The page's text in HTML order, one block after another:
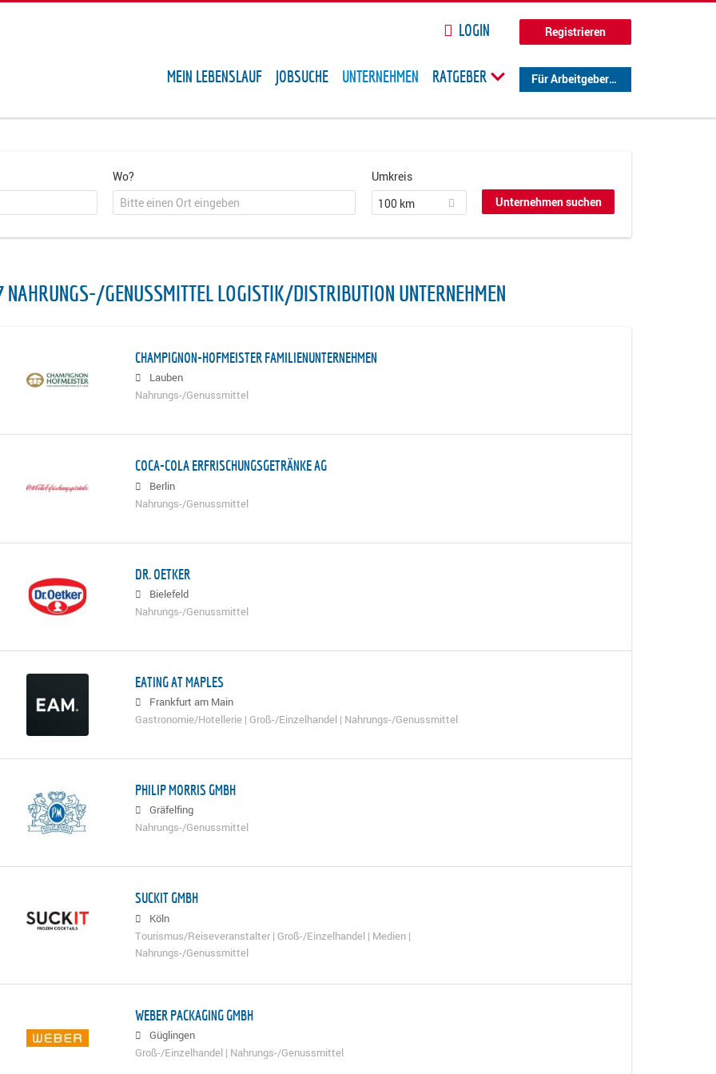
LOGIN Registrieren
MEIN LEBENSLAUF JOBSUCHE UNTERNEHMEN RATGEBER Für Arbeitgeber
Wo?
Umkreis
100 km
NAHRUNGS-/GENUSSMITTEL LOGISTIK/DISTRIBUTION UNTERNEHMEN
CHAMPIGNON-HOFMEISTER FAMILIENUNTERNEHMEN
Lauben
Nahrungs-/Genussmittel
COCA-COLA ERFRISCHUNGSGETRÄNKE AG
Berlin
Nahrungs-/Genussmittel
DR. OETKER
Bielefeld
Nahrungs-/Genussmittel
EATING AT MAPLES
Frankfurt am Main
Gastronomie/Hotellerie | Groß-/Einzelhandel | Nahrungs-/Genussmittel
PHILIP MORRIS GMBH
Gräfelfing
Nahrungs-/Genussmittel
SUCKIT GMBH
Köln
Tourismus/Reiseveranstalter | Groß-/Einzelhandel | Medien |
Nahrungs-/Genussmittel
WEBER PACKAGING GMBH
Güglingen
Groß-/Einzelhandel | Nahrungs-/Genussmittel